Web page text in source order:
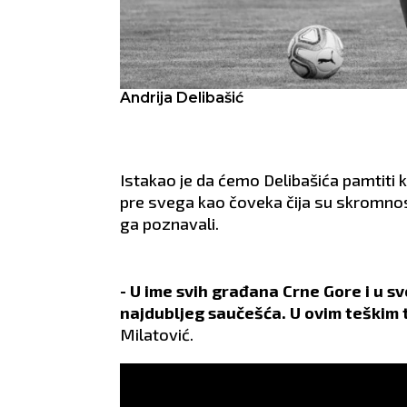
Andrija Delibašić
Istakao je da ćemo Delibašića
pre svega kao čoveka čija su
ga poznavali.
- U ime svih građana Crne Gore i u
najdubljeg saučešća. U ovim
Milatović.